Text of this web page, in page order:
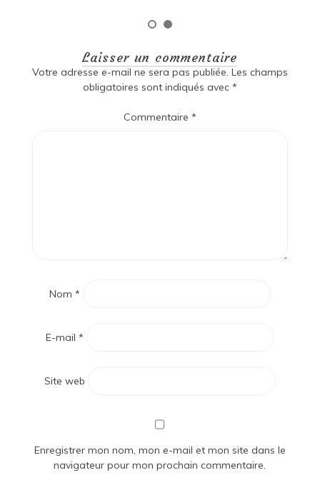
Laisser un commentaire
Votre adresse e-mail ne sera pas publiée. Les champs
obligatoires sont indiqués avec *
Commentaire *
Nom *
E-mail *
Site web
Enregistrer mon nom, mon e-mail et mon site dans le
navigateur pour mon prochain commentaire.